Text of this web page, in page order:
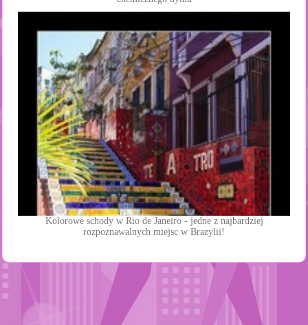
Kolorowe schody w Rio de Janeiro - jedne z najbardziej
rozpoznawalnych miejsc w Brazylii!